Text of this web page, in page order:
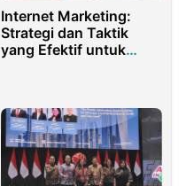
Internet Marketing:
Strategi dan Taktik
yang Efektif untuk